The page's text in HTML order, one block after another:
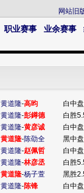
网站旧
职业赛事 业余赛事
黄道隆-高昀 白中
黄道隆-彭鐏德 白胜
黄道隆-黄彦诚 白中
黄道隆-陈劭全 黑中
黄道隆-赵佩哲 白中
黄道隆-林彦丞 白胜
黄道隆-杨子萱 黑胜
黄道隆-陈锋 白中